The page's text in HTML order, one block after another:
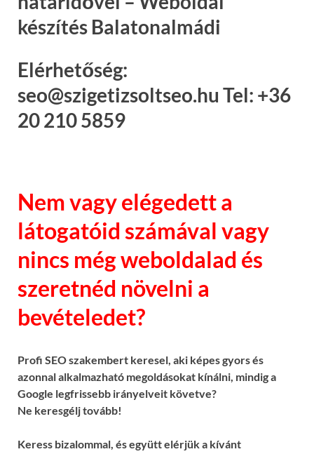
készítés Balatonalmádi
Elérhetőség:
seo@szigetizsoltseo.hu Tel: +36
20 210 5859
Nem vagy elégedett a
látogatóid számával vagy
nincs még weboldalad és
szeretnéd növelni a
bevételedet?
Profi SEO szakembert keresel, aki képes gyors és
azonnal alkalmazható megoldásokat kínálni, mindig a
Google legfrissebb irányelveit követve?
Ne keresgélj tovább!
Keress bizalommal, és együtt elérjük a kívánt